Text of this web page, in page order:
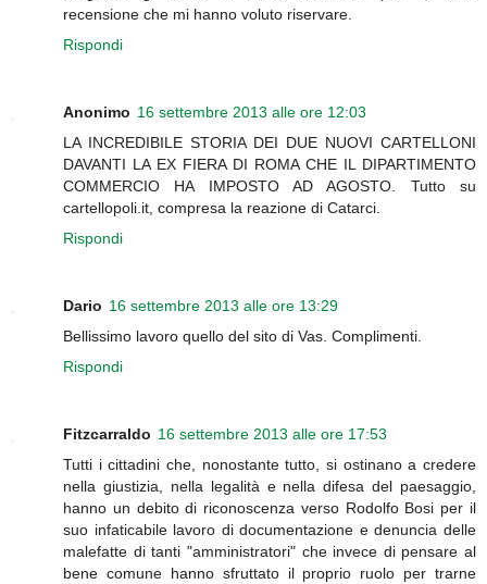
recensione che mi hanno voluto riservare.
Rispondi
Anonimo 16 settembre 2013 alle ore 12:03
LA INCREDIBILE STORIA DEI DUE NUOVI CARTELLONI
DAVANTI LA EX FIERA DI ROMA CHE IL DIPARTIMENTO
COMMERCIO HA IMPOSTO AD AGOSTO. Tutto su
cartellopoli.it, compresa la reazione di Catarci.
Rispondi
Dario 16 settembre 2013 alle ore 13:29
Bellissimo lavoro quello del sito di Vas. Complimenti.
Rispondi
Fitzcarraldo 16 settembre 2013 alle ore 17:53
Tutti i cittadini che, nonostante tutto, si ostinano a credere
nella giustizia, nella legalità e nella difesa del paesaggio,
hanno un debito di riconoscenza verso Rodolfo Bosi per il
suo infaticabile lavoro di documentazione e denuncia delle
malefatte di tanti "amministratori" che invece di pensare al
bene comune hanno sfruttato il proprio ruolo per trarne